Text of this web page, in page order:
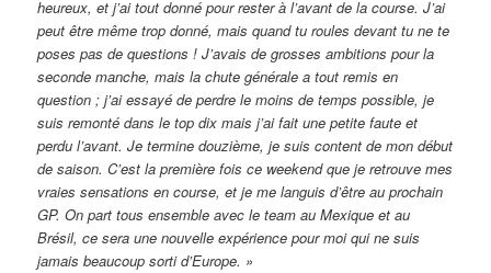
heureux, et j’ai tout donné pour rester à l’avant de la course. J’ai
peut être même trop donné, mais quand tu roules devant tu ne te
poses pas de questions ! J’avais de grosses ambitions pour la
seconde manche, mais la chute générale a tout remis en
question ; j’ai essayé de perdre le moins de temps possible, je
suis remonté dans le top dix mais j’ai fait une petite faute et
perdu l’avant. Je termine douzième, je suis content de mon début
de saison. C’est la première fois ce weekend que je retrouve mes
vraies sensations en course, et je me languis d’être au prochain
GP. On part tous ensemble avec le team au Mexique et au
Brésil, ce sera une nouvelle expérience pour moi qui ne suis
jamais beaucoup sorti d’Europe. »